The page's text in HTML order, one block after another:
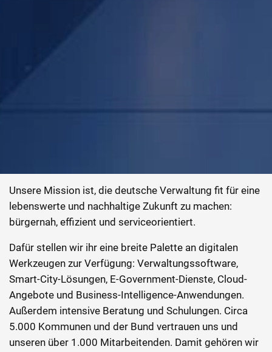
Unsere Mission ist, die deutsche Verwaltung fit für eine
lebenswerte und nachhaltige Zukunft zu machen:
bürgernah, effizient und serviceorientiert.
Dafür stellen wir ihr eine breite Palette an digitalen
Werkzeugen zur Verfügung: Verwaltungssoftware,
Smart-City-Lösungen, E-Government-Dienste, Cloud-
Angebote und Business-Intelligence-Anwendungen.
Außerdem intensive Beratung und Schulungen. Circa
5.000 Kommunen und der Bund vertrauen uns und
unseren über 1.000 Mitarbeitenden. Damit gehören wir